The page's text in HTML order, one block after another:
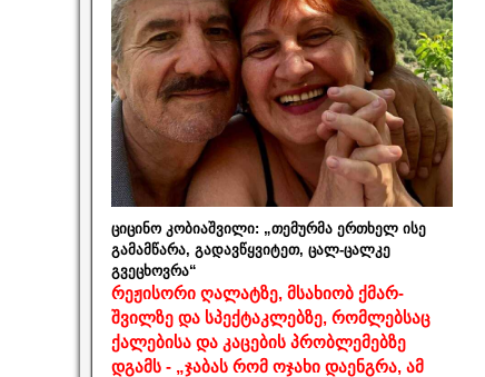
ციცინო კობიაშვილი: „თემურმა ერთხელ ისე
გამამწარა, გადავწყვიტეთ, ცალ-ცალკე
გვეცხოვრა“
რეჟისორი ღალატზე, მსახიობ ქმარ-
შვილზე და სპექტაკლებზე, რომლებსაც
ქალებისა და კაცების პრობლემებზე
დგამს - „ჯაბას რომ ოჯახი დაენგრა, ამ